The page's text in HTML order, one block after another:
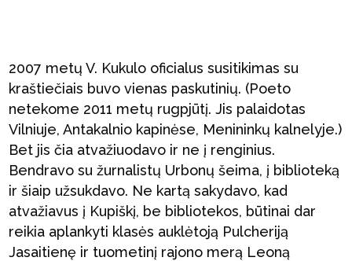
2007 metų V. Kukulo oficialus susitikimas su
kraštiečiais buvo vienas paskutinių. (Poeto
netekome 2011 metų rugpjūtį. Jis palaidotas
Vilniuje, Antakalnio kapinėse, Menininkų kalnelyje.)
Bet jis čia atvažiuodavo ir ne į renginius.
Bendravo su žurnalistų Urbonų šeima, į biblioteką
ir šiaip užsukdavo. Ne kartą sakydavo, kad
atvažiavus į Kupiškį, be bibliotekos, būtinai dar
reikia aplankyti klasės auklėtoją Pulcheriją
Jasaitienę ir tuometinį rajono merą Leoną